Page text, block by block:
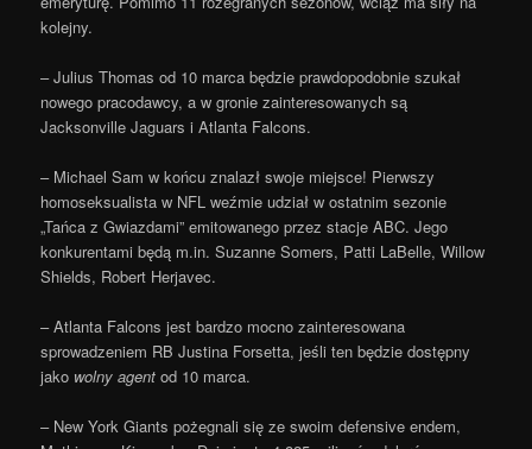
kolejny.
– Julius Thomas od 10 marca będzie prawdopodobnie szukał
nowego pracodawcy, a w gronie zainteresowanych są
Jacksonville Jaguars i Atlanta Falcons.
– Michael Sam w końcu znalazł swoje miejsce! Pierwszy
homoseksualista w NFL weźmie udział w ostatnim sezonie
„Tańca z Gwiazdami” emitowanego przez stacje ABC. Jego
konkurentami będą m.in. Suzanne Somers, Patti LaBelle, Willow
Shields, Robert Herjavec.
– Atlanta Falcons jest bardzo mocno zainteresowana
sprowadzeniem RB Justina Forsetta, jeśli ten będzie dostępny
jako wolny agentod 10 marca.
– New York Giants pożegnali się ze swoim defensive endem,